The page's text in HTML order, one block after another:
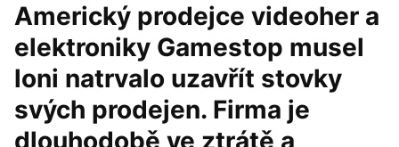
Americký prodejce videoher a
elektroniky Gamestop musel
loni natrvalo uzavřít stovky
svých prodejen. Firma je
dlouhodobě ve ztrátě a